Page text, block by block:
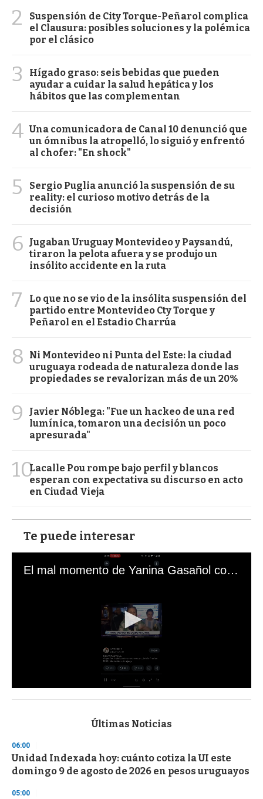
2
Suspensión de City Torque-Peñarol complica
el Clausura: posibles soluciones y la polémica
por el clásico
3
Hígado graso: seis bebidas que pueden
ayudar a cuidar la salud hepática y los
hábitos que las complementan
4 Una comunicadora de Canal 10 denunció que
un ómnibus la atropelló, lo siguió y enfrentó
al chofer: "En shock"
5
Sergio Puglia anunció la suspensión de su
reality: el curioso motivo detrás de la
decisión
6
Jugaban Uruguay Montevideo y Paysandú,
tiraron la pelota afuera y se produjo un
insólito accidente en la ruta
7
Lo que no se vio de la insólita suspensión del
partido entre Montevideo Cty Torque y
Peñarol en el Estadio Charrúa
8
Ni Montevideo ni Punta del Este: la ciudad
uruguaya rodeada de naturaleza donde las
propiedades se revalorizan más de un 20%
9
Javier Nóblega: "Fue un hackeo de una red
lumínica, tomaron una decisión un poco
apresurada"
10Lacalle Pou rompe bajo perfil y blancos
esperan con expectativa su discurso en acto
en Ciudad Vieja
Te puede interesar
El mal momento de Yanina Gasañol con un hincha argentino en "Subrayado"
s
d
s
o
f
3
Últimas Noticias
06:00
Unidad Indexada hoy: cuánto cotiza la UI este
domingo 9 de agosto de 2026 en pesos uruguayos
05:00